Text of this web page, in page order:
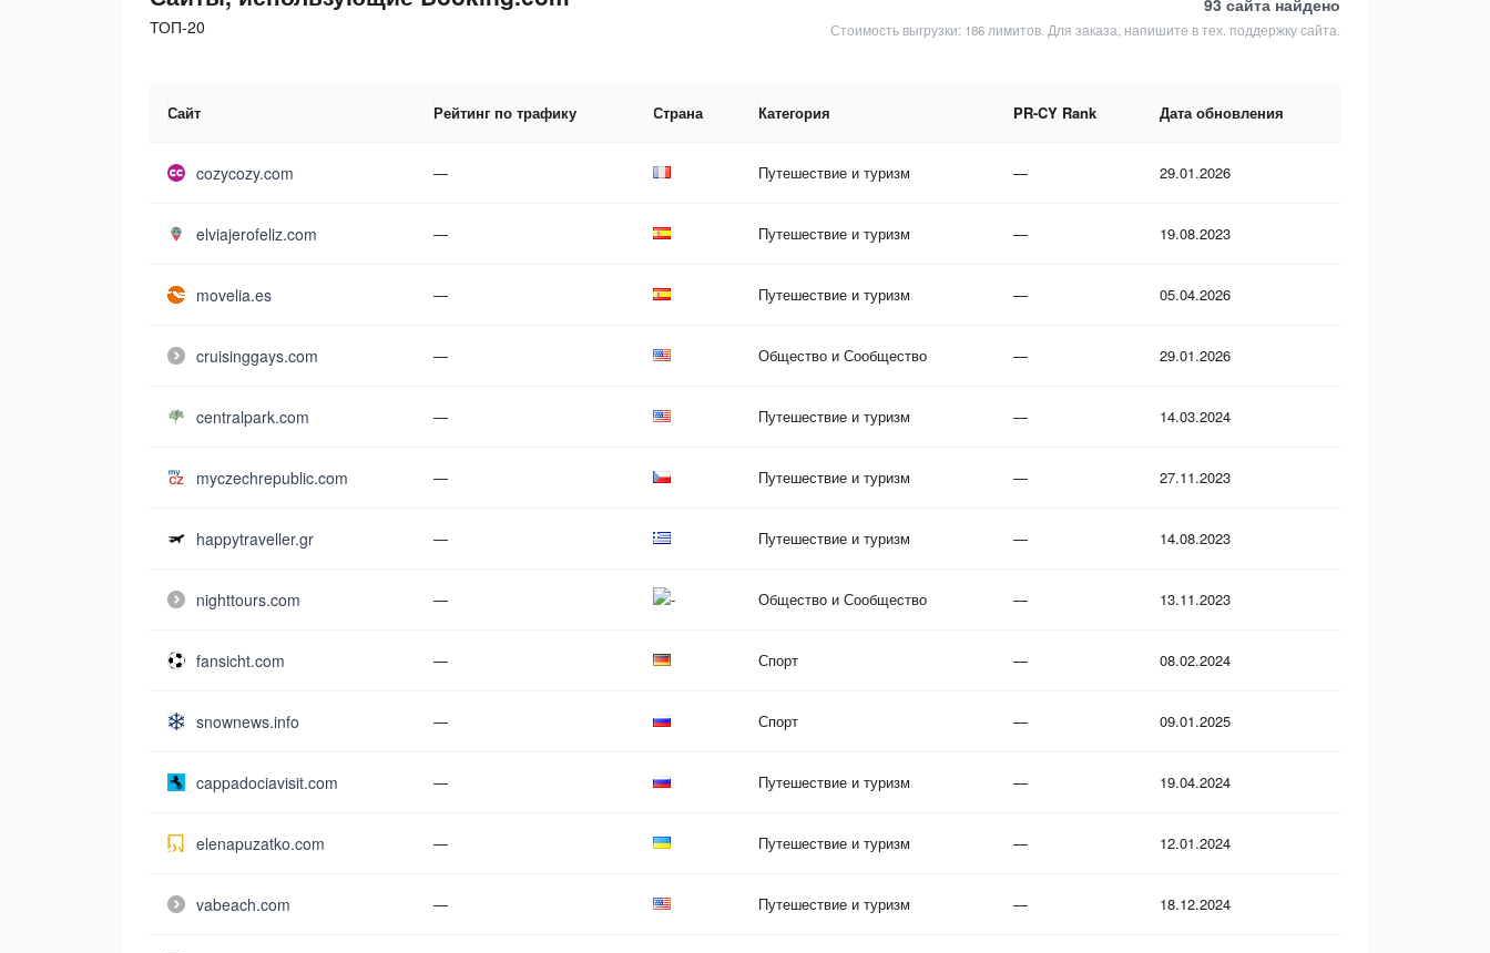
ТОП-20
93 сайта найдено
Стоимость выгрузки: 186 лимитов. Для заказа, напишите в тех. поддержку сайта.
Сайт Рейтинг по трафику Страна Категория PR-CY Rank Дата обновления
cozycozy.com — Путешествие и туризм — 29.01.2026
elviajerofeliz.com — Путешествие и туризм — 19.08.2023
movelia.es — Путешествие и туризм — 05.04.2026
cruisinggays.com — Общество и Сообщество — 29.01.2026
centralpark.com — Путешествие и туризм — 14.03.2024
myczechrepublic.com — Путешествие и туризм — 27.11.2023
happytraveller.gr — Путешествие и туризм — 14.08.2023
nighttours.com — Общество и Сообщество — 13.11.2023
fansicht.com — Спорт — 08.02.2024
snownews.info — Спорт — 09.01.2025
cappadociavisit.com — Путешествие и туризм — 19.04.2024
elenapuzatko.com — Путешествие и туризм — 12.01.2024
vabeach.com — Путешествие и туризм — 18.12.2024